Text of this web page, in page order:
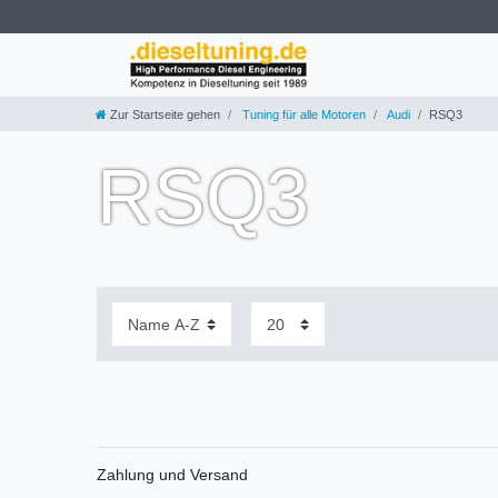
Zur Startseite gehen Tuning für alle Motoren Audi RSQ3
RSQ3
Zahlung und Versand